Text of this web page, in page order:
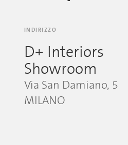
INDIRIZZO
D+ Interiors
Showroom
Via San Damiano, 5
MILANO